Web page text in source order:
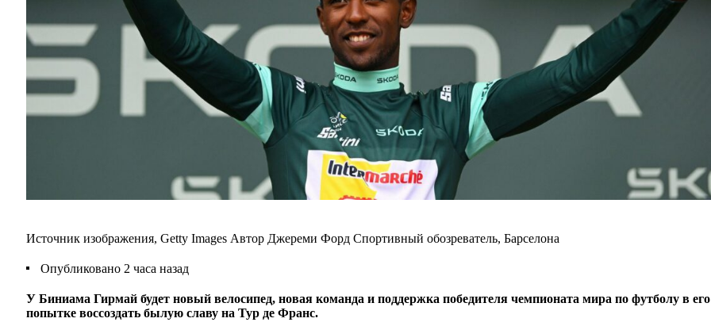
Источник изображения,Getty Images Автор Джереми ФордСпортивный обозреватель, Барселона
Опубликовано 2 часа назад
У Биниама Гирмай будет новый велосипед, новая команда и поддержка победителя чемпионата мира по футболу в его
попытке воссоздать былую славу на Тур де Франс.